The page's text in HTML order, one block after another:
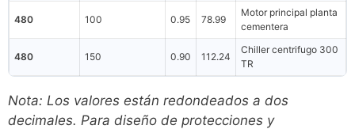
480 100 0.95 78.99
Motor principal planta
cementera
480 150 0.90 112.24
Chiller centrifugo 300
TR
Nota: Los valores están redondeados a dos
decimales. Para diseño de protecciones y